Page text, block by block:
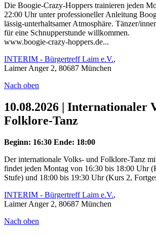
Die Boogie-Crazy-Hoppers trainieren jeden
22:00 Uhr unter professioneller Anleitung
lässig-unterhaltsamer Atmosphäre. Tänzer/
für eine Schnupperstunde willkommen.
www.boogie-crazy-hoppers.de...
INTERIM - Bürgertreff Laim e.V.,
Laimer Anger 2, 80687 München
Nach oben
10.08.2026 | Internationaler
Folklore-Tanz
Beginn: 16:30 Ende: 18:00
Der internationale Volks- und Folklore-Tanz
findet jeden Montag von 16:30 bis 18:00 Uhr
Stufe) und 18:00 bis 19:30 Uhr (Kurs 2,
INTERIM - Bürgertreff Laim e.V.,
Laimer Anger 2, 80687 München
Nach oben